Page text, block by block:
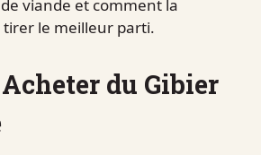
viande et comment la
le meilleur parti.
du Gibier